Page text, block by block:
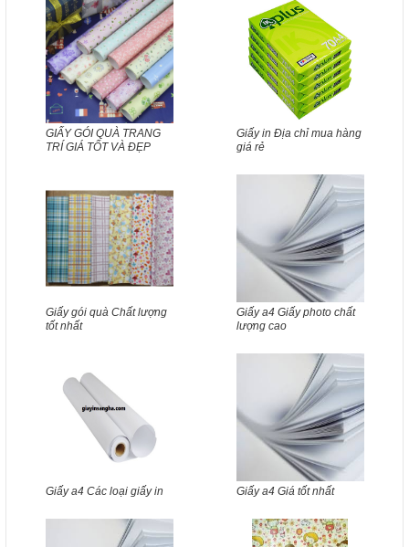
GIẤY GÓI QUÀ TRANG
TRÍ GIÁ TỐT VÀ ĐẸP
Giấy in Địa chỉ mua hàng
giá rẻ
Giấy gói quà Chất lượng
tốt nhất
Giấy a4 Giấy photo chất
lượng cao
Giấy a4 Các loại giấy in Giấy a4 Giá tốt nhất